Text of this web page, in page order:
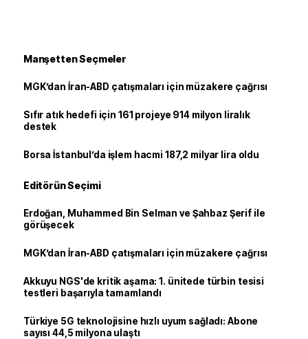
Manşetten Seçmeler
MGK’dan İran-ABD çatışmaları için müzakere çağrısı
Sıfır atık hedefi için 161 projeye 914 milyon liralık
destek
Borsa İstanbul’da işlem hacmi 187,2 milyar lira oldu
Editörün Seçimi
Erdoğan, Muhammed Bin Selman ve Şahbaz Şerif ile
görüşecek
MGK’dan İran-ABD çatışmaları için müzakere çağrısı
Akkuyu NGS'de kritik aşama: 1. ünitede türbin tesisi
testleri başarıyla tamamlandı
Türkiye 5G teknolojisine hızlı uyum sağladı: Abone
sayısı 44,5 milyona ulaştı